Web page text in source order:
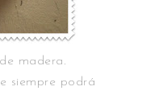
madera.
siempre podrá